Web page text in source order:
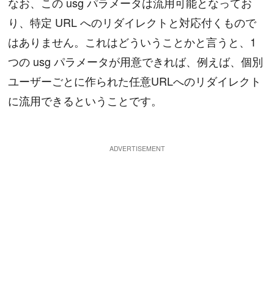
り、特定 URL へのリダイレクトと対応付くもので
はありません。これはどういうことかと言うと、1
つの usg パラメータが用意できれば、例えば、個別
ユーザーごとに作られた任意URLへのリダイレクト
に流用できるということです。